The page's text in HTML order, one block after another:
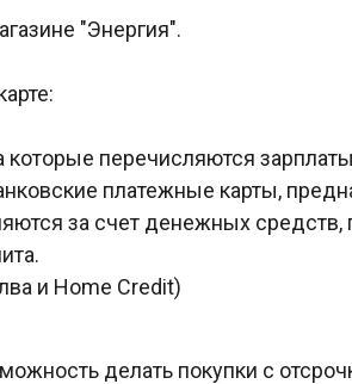
"Энергия".
перечисляются
платежные карты,
за счет денежных средств,
и Home Credit)
делать покупки с